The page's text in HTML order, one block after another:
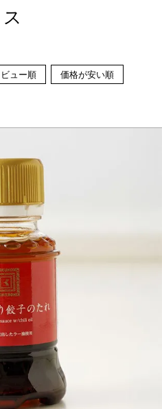
ビュー順 価格が安い順